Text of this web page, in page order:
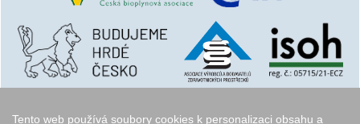
Tento web používá soubory cookies k personalizaci obsahu a